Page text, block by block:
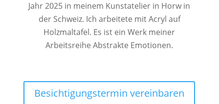
Jahr 2025 in meinem Kunstatelier in Horw in
der Schweiz. Ich arbeitete mit Acryl auf
Holzmaltafel. Es ist ein Werk meiner
Arbeitsreihe Abstrakte Emotionen.
Besichtigungstermin vereinbaren